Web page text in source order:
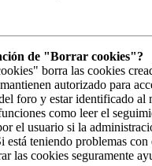
de "Borrar cookies"?
borra las cookies
autorizado para
foro y estar identificado al
como leer el
el usuario si la
está teniendo problemas
las cookies seguramente